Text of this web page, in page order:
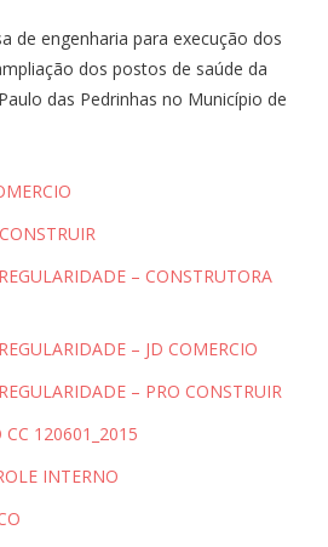
de engenharia para execução dos
dos postos de saúde da
das Pedrinhas no Município de
– CONSTRUTORA
– JD COMERCIO
– PRO CONSTRUIR
120601_2015
INTERNO